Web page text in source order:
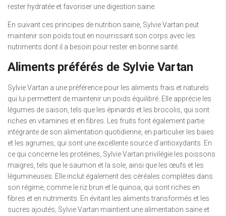
rester hydratée et favoriser une digestion saine.
En suivant ces principes de nutrition saine, Sylvie Vartan peut
maintenir son poids tout en nourrissant son corps avec les
nutriments dont il a besoin pour rester en bonne santé.
Aliments préférés de Sylvie Vartan
Sylvie Vartan a une préférence pour les aliments frais et naturels
qui lui permettent de maintenir un poids équilibré. Elle apprécie les
légumes de saison, tels que les épinards et les brocolis, qui sont
riches en vitamines et en fibres. Les fruits font également partie
intégrante de son alimentation quotidienne, en particulier les baies
et les agrumes, qui sont une excellente source d’antioxydants. En
ce qui concerne les protéines, Sylvie Vartan privilégie les poissons
maigres, tels que le saumon et la sole, ainsi que les œufs et les
légumineuses. Elle inclut également des céréales complètes dans
son régime, comme le riz brun et le quinoa, qui sont riches en
fibres et en nutriments. En évitant les aliments transformés et les
sucres ajoutés, Sylvie Vartan maintient une alimentation saine et